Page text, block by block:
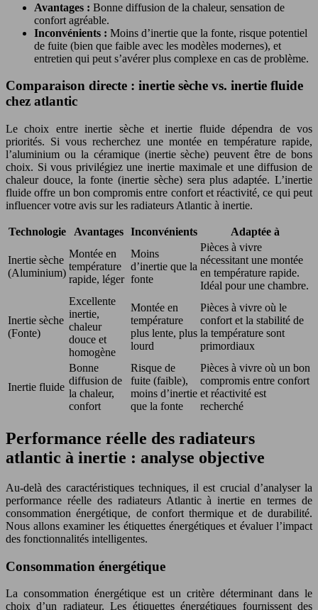
Avantages : Bonne diffusion de la chaleur, sensation de
confort agréable.
Inconvénients : Moins d’inertie que la fonte, risque potentiel
de fuite (bien que faible avec les modèles modernes), et
entretien qui peut s’avérer plus complexe en cas de problème.
Comparaison directe : inertie sèche vs. inertie fluide
chez atlantic
Le choix entre inertie sèche et inertie fluide dépendra de vos
priorités. Si vous recherchez une montée en température rapide,
l’aluminium ou la céramique (inertie sèche) peuvent être de bons
choix. Si vous privilégiez une inertie maximale et une diffusion de
chaleur douce, la fonte (inertie sèche) sera plus adaptée. L’inertie
fluide offre un bon compromis entre confort et réactivité, ce qui peut
influencer votre avis sur les radiateurs Atlantic à inertie.
Technologie Avantages Inconvénients Adaptée à
Inertie sèche
(Aluminium)
Montée en
température
rapide, léger
Moins
d’inertie que la
fonte
Pièces à vivre
nécessitant une montée
en température rapide.
Idéal pour une chambre.
Inertie sèche
(Fonte)
Excellente
inertie,
chaleur
douce et
homogène
Montée en
température
plus lente, plus
lourd
Pièces à vivre où le
confort et la stabilité de
la température sont
primordiaux
Inertie fluide
Bonne
diffusion de
la chaleur,
confort
Risque de
fuite (faible),
moins d’inertie
que la fonte
Pièces à vivre où un bon
compromis entre confort
et réactivité est
recherché
Performance réelle des radiateurs
atlantic à inertie : analyse objective
Au-delà des caractéristiques techniques, il est crucial d’analyser la
performance réelle des radiateurs Atlantic à inertie en termes de
consommation énergétique, de confort thermique et de durabilité.
Nous allons examiner les étiquettes énergétiques et évaluer l’impact
des fonctionnalités intelligentes.
Consommation énergétique
La consommation énergétique est un critère déterminant dans le
choix d’un radiateur. Les étiquettes énergétiques fournissent des